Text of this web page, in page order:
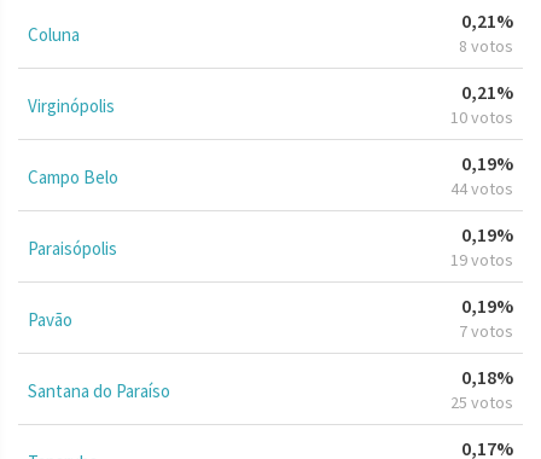
Coluna
0,21%
8 votos
Virginópolis
0,21%
10 votos
Campo Belo
0,19%
44 votos
Paraisópolis
0,19%
19 votos
Pavão
0,19%
7 votos
Santana do Paraíso
0,18%
25 votos
0,17%